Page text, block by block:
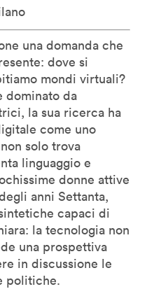
una domanda che
dove si
mondi virtuali?
dominato da
la sua ricerca ha
come uno
solo trova
linguaggio e
donne attive
anni Settanta,
capaci di
la tecnologia non
una prospettiva
in discussione le
politiche.